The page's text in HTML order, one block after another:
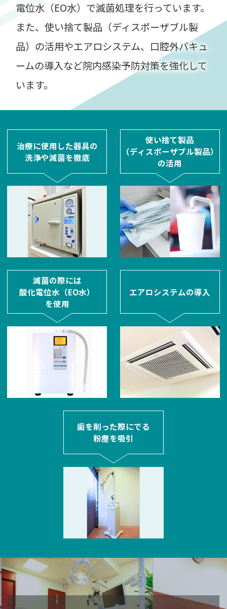
電位水（EO水）で滅菌処理を行っています。
また、使い捨て製品（ディスポーザブル製
品）の活用やエアロシステム、口腔外バキュ
ームの導入など院内感染予防対策を強化して
います。
治療に使用した器具の
洗浄や滅菌を徹底
使い捨て製品
（ディスポーザブル製品）
の活用
滅菌の際には
酸化電位水（EO水）
を使用
エアロシステムの導入
歯を削った際にでる
粉塵を吸引